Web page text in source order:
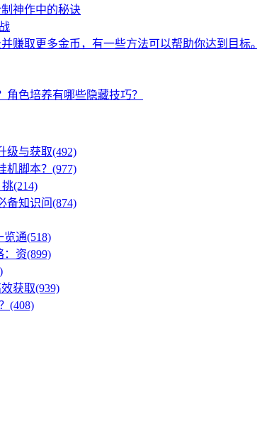
神作中的秘诀
赚取更多金币，有一些方法可以帮助你达到目标。
色培养有哪些隐藏技巧？
级与获取(492)
机脚本？(977)
(214)
备知识问(874)
览通(518)
：资(899)
获取(939)
(408)